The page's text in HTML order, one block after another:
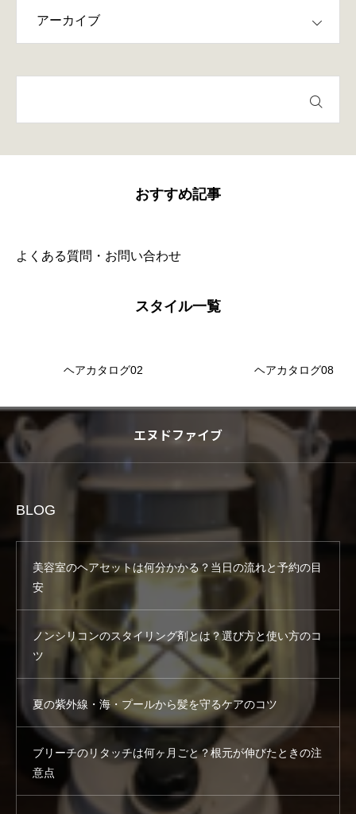
おすすめ記事
よくある質問・お問い合わせ
スタイル一覧
ヘアカタログ02 ヘアカタログ08
エヌドファイブ
BLOG
美容室のヘアセットは何分かかる？当日の流れと予約の目
安
ノンシリコンのスタイリング剤とは？選び方と使い方のコ
ツ
夏の紫外線・海・プールから髪を守るケアのコツ
ブリーチのリタッチは何ヶ月ごと？根元が伸びたときの注
意点